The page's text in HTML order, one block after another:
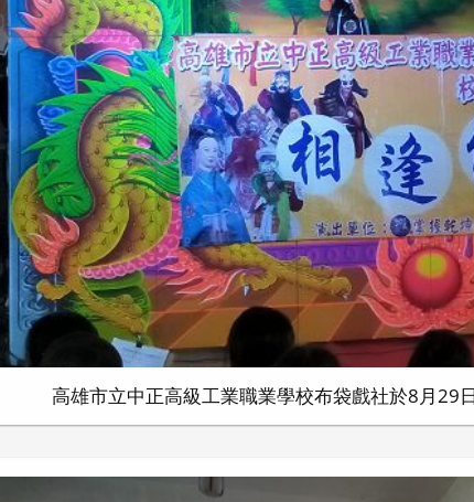
高雄市立中正高級工業職業學校布袋戲社於8月29